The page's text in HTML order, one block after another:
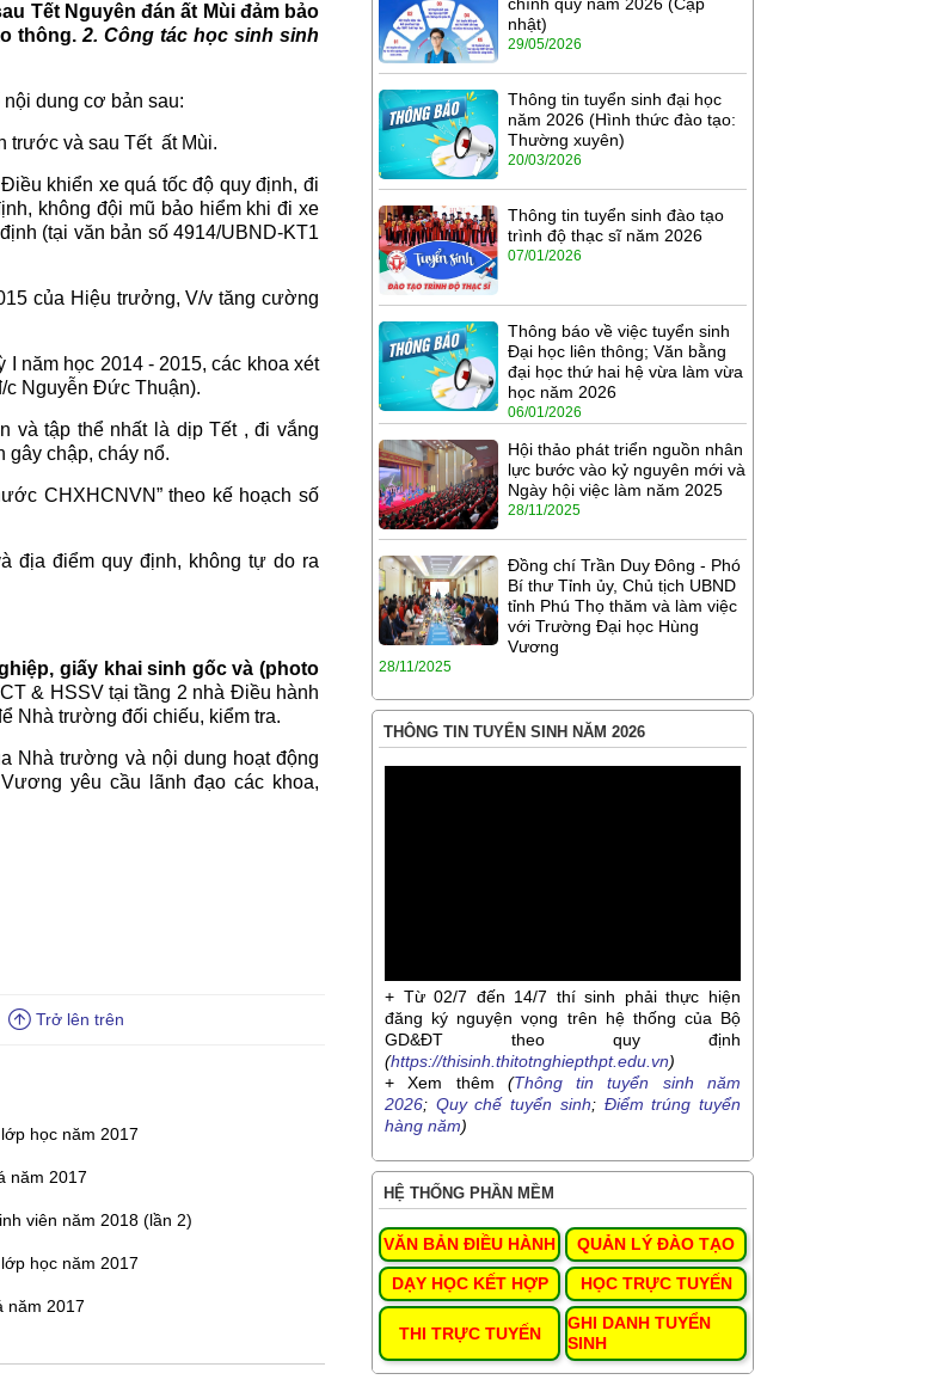
Tết Nguyên đán ất Mùi đảm bảo
thông. 2. Công tác học sinh sinh
dung cơ bản sau:
trước và sau Tết ất Mùi.
khiển xe quá tốc độ quy định, đi
không đội mũ bảo hiểm khi đi xe
(tại văn bản số 4914/UBND-KT1
của Hiệu trưởng, V/v tăng cường
năm học 2014 - 2015, các khoa xét
c Nguyễn Đức Thuận).
và tập thể nhất là dịp Tết , đi vắng
gây chập, cháy nổ.
CHXHCNVN” theo kế hoạch số
địa điểm quy định, không tự do ra
giấy khai sinh gốc và (photo
& HSSV tại tầng 2 nhà Điều hành
Nhà trường đối chiếu, kiểm tra.
Nhà trường và nội dung hoạt động
yêu cầu lãnh đạo các khoa,
Trở lên trên
học năm 2017
năm 2017
viên năm 2018 (lần 2)
học năm 2017
năm 2017
chính quy năm 2026 (Cập
nhật)
29/05/2026
Thông tin tuyển sinh đại học
năm 2026 (Hình thức đào tạo:
Thường xuyên)
20/03/2026
Thông tin tuyển sinh đào tạo
trình độ thạc sĩ năm 2026
07/01/2026
Thông báo về việc tuyển sinh
Đại học liên thông; Văn bằng
đại học thứ hai hệ vừa làm vừa
học năm 2026
06/01/2026
Hội thảo phát triển nguồn nhân
lực bước vào kỷ nguyên mới và
Ngày hội việc làm năm 2025
28/11/2025
Đồng chí Trần Duy Đông - Phó
Bí thư Tỉnh ủy, Chủ tịch UBND
tỉnh Phú Thọ thăm và làm việc
với Trường Đại học Hùng
Vương
28/11/2025
THÔNG TIN TUYỂN SINH NĂM 2026
+ Từ 02/7 đến 14/7 thí sinh phải thực hiện
đăng ký nguyện vọng trên hệ thống của Bộ
GD&ĐT theo quy định
(https://thisinh.thitotnghiepthpt.edu.vn)
+ Xem thêm (Thông tin tuyển sinh năm
2026; Quy chế tuyển sinh; Điểm trúng tuyển
hàng năm)
HỆ THỐNG PHẦN MỀM
VĂN BẢN ĐIỀU HÀNH QUẢN LÝ ĐÀO TẠO
DẠY HỌC KẾT HỢP HỌC TRỰC TUYẾN
THI TRỰC TUYẾN
GHI DANH TUYỂN
SINH